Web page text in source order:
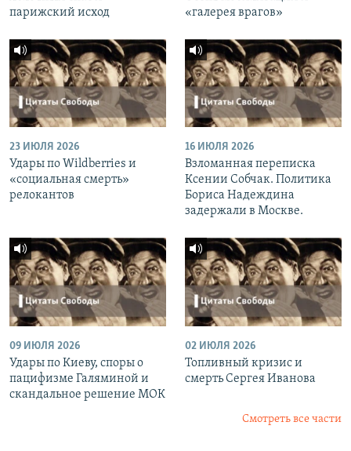
парижский исход
«галерея врагов»
23 ИЮЛЯ 2026
Удары по Wildberries и
«социальная смерть»
релокантов
16 ИЮЛЯ 2026
Взломанная переписка
Ксении Собчак. Политика
Бориса Надеждина
задержали в Москве.
09 ИЮЛЯ 2026
Удары по Киеву, споры о
пацифизме Галяминой и
скандальное решение МОК
02 ИЮЛЯ 2026
Топливный кризис и
смерть Сергея Иванова
Смотреть все части